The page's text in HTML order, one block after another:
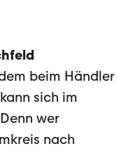
beim Händler
sich im
wer
nach